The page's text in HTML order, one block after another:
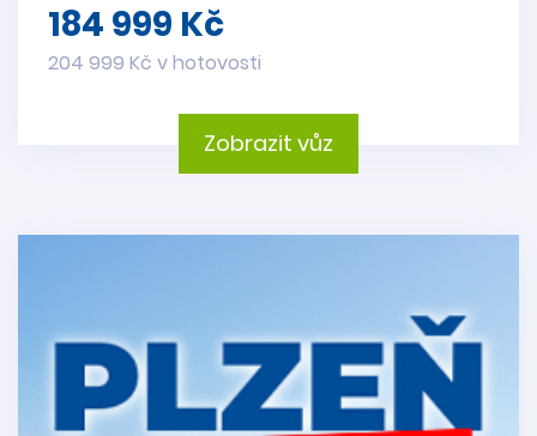
184 999 Kč
204 999 Kč v hotovosti
Zobrazit vůz